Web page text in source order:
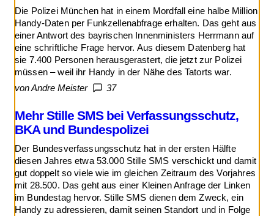
Die Polizei München hat in einem Mordfall eine halbe Million
Handy-Daten per Funkzellenabfrage erhalten. Das geht aus
einer Antwort des bayrischen Innenministers Herrmann auf
eine schriftliche Frage hervor. Aus diesem Datenberg hat
sie 7.400 Personen herausgerastert, die jetzt zur Polizei
müssen – weil ihr Handy in der Nähe des Tatorts war.
von Andre Meister
37
Mehr Stille SMS bei Verfassungsschutz,
BKA und Bundespolizei
Der Bundesverfassungsschutz hat in der ersten Hälfte
diesen Jahres etwa 53.000 Stille SMS verschickt und damit
gut doppelt so viele wie im gleichen Zeitraum des Vorjahres
mit 28.500. Das geht aus einer Kleinen Anfrage der Linken
im Bundestag hervor. Stille SMS dienen dem Zweck, ein
Handy zu adressieren, damit seinen Standort und in Folge